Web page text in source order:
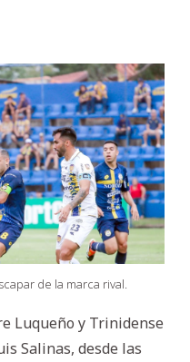
de la marca rival.
Luqueño y Trinidense
Salinas, desde las